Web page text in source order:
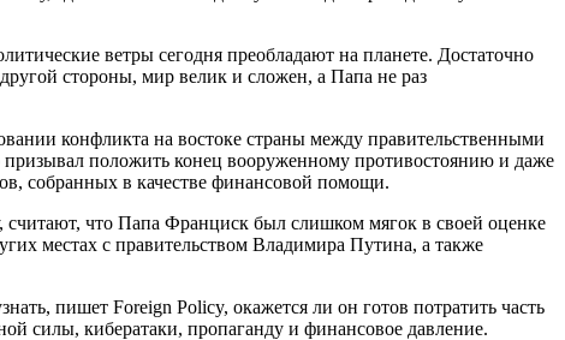
ветры сегодня преобладают на планете. Достаточно
стороны, мир велик и сложен, а Папа не раз
конфликта на востоке страны между правительственными
положить конец вооруженному противостоянию и даже
собранных в качестве финансовой помощи.
считают, что Папа Франциск был слишком мягок в своей оценке
местах с правительством Владимира Путина, а также
пишет Foreign Policy, окажется ли он готов потратить часть
силы, кибератаки, пропаганду и финансовое давление.